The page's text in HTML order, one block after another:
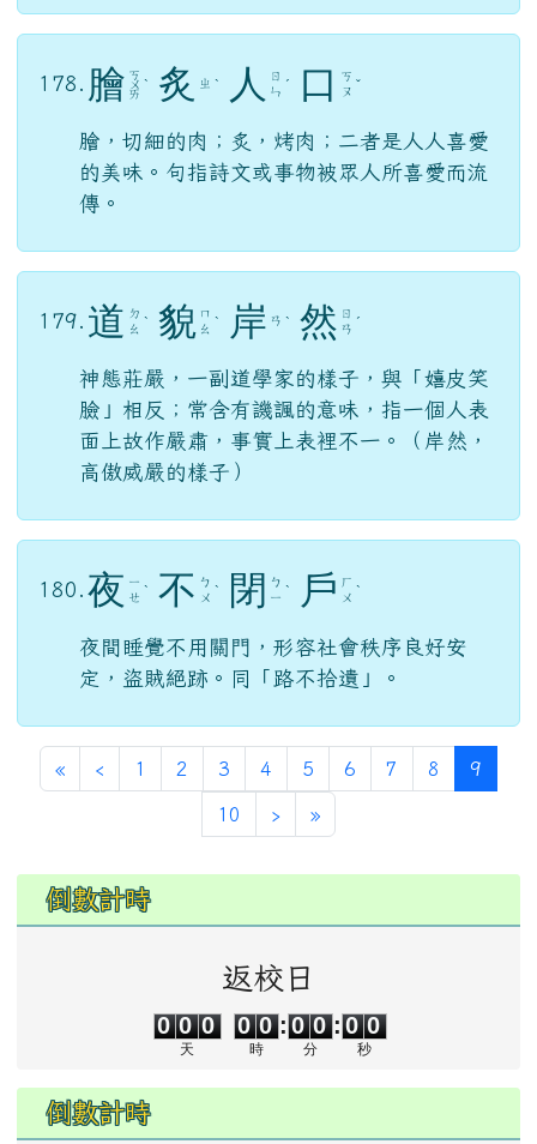
178. 膾 ㄎ
ㄨ
ㄞ
ˋ 炙 ㄓ ˋ 人
ㄖ
ㄣ ˊ 口
ㄎ
ㄡ ˇ
膾，切細的肉；炙，烤肉；二者是人人喜愛
的美味。句指詩文或事物被眾人所喜愛而流
傳。
179. 道 ㄉ
ㄠ ˋ 貌 ㄇ
ㄠ ˋ 岸 ㄢ ˋ 然 ㄖ
ㄢ ˊ
神態莊嚴，一副道學家的樣子，與「嬉皮笑
臉」相反；常含有譏諷的意味，指一個人表
面上故作嚴肅，事實上表裡不一。（岸然，
高傲威嚴的樣子）
180. 夜 ㄧ
ㄝ ˋ 不 ㄅ
ㄨ ˋ 閉
ㄅ
ㄧ ˋ 戶 ㄏ
ㄨ ˋ
夜間睡覺不用關門，形容社會秩序良好安
定，盜賊絕跡。同「路不拾遺」。
«第一頁
‹ 上一頁
1 2 3 4 5 6 7 8 9
10 ›下一頁
»最後頁
左邊區域內容
倒數計時
返校日
0 0 0
天
0
0
0
0
時
:
0
0 0
分
: 0 0
秒
倒數計時